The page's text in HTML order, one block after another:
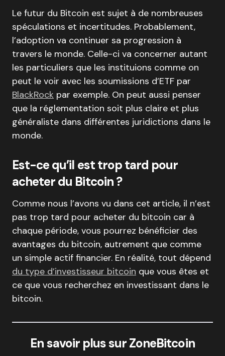
Le futur du Bitcoin est sujet à de nombreuses
spéculations et incertitudes. Probablement,
l’adoption va continuer sa progression à
travers le monde. Celle-ci va concerner autant
les particuliers que les instituions comme on
peut le voir avec les soumissions d’ETF par
BlackRock par exemple. On peut aussi penser
que la réglementation soit plus claire et plus
généraliste dans différentes juridictions dans le
monde.
Est-ce qu’il est trop tard pour
acheter du Bitcoin ?
Comme nous l’avons vu dans cet article, il n’est
pas trop tard pour acheter du bitcoin car à
chaque période, vous pourrez bénéficier des
avantages du bitcoin, autrement que comme
un simple actif financier. En réalité, tout dépend
du type d’investisseur bitcoin que vous êtes et
ce que vous recherchez en investissant dans le
bitcoin.
En savoir plus sur ZoneBitcoin